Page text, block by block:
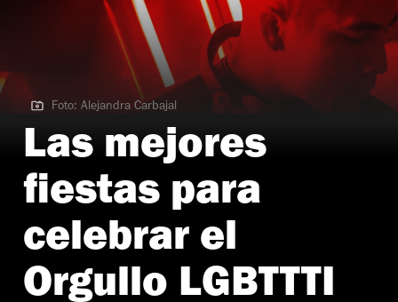
Foto: Alejandra Carbajal
Foto: Alejandra Carbajal
Las mejores
fiestas para
celebrar el
Orgullo LGBTTTI